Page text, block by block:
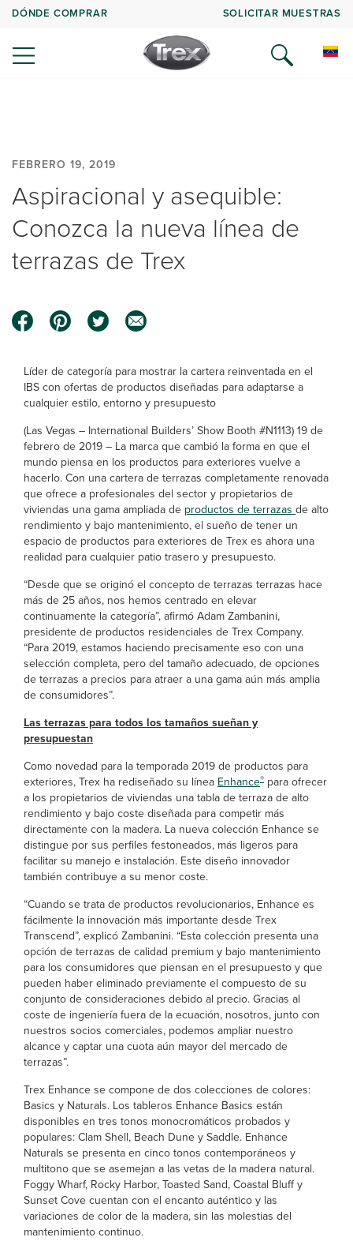
DÓNDE COMPRAR SOLICITAR MUESTRAS
FEBRERO 19, 2019
Aspiracional y asequible:
Conozca la nueva línea de
terrazas de Trex
Líder de categoría para mostrar la cartera reinventada en el
IBS con ofertas de productos diseñadas para adaptarse a
cualquier estilo, entorno y presupuesto
(Las Vegas – International Builders’ Show Booth #N1113) 19 de
febrero de 2019 – La marca que cambió la forma en que el
mundo piensa en los productos para exteriores vuelve a
hacerlo. Con una cartera de terrazas completamente renovada
que ofrece a profesionales del sector y propietarios de
viviendas una gama ampliada de productos de terrazas de alto
rendimiento y bajo mantenimiento, el sueño de tener un
espacio de productos para exteriores de Trex es ahora una
realidad para cualquier patio trasero y presupuesto.
“Desde que se originó el concepto de terrazas terrazas hace
más de 25 años, nos hemos centrado en elevar
continuamente la categoría”, afirmó Adam Zambanini,
presidente de productos residenciales de Trex Company.
“Para 2019, estamos haciendo precisamente eso con una
selección completa, pero del tamaño adecuado, de opciones
de terrazas a precios para atraer a una gama aún más amplia
de consumidores”.
Las terrazas para todos los tamaños sueñan y
presupuestan
Como novedad para la temporada 2019 de productos para
exteriores, Trex ha rediseñado su línea Enhance® para ofrecer
a los propietarios de viviendas una tabla de terraza de alto
rendimiento y bajo coste diseñada para competir más
directamente con la madera. La nueva colección Enhance se
distingue por sus perfiles festoneados, más ligeros para
facilitar su manejo e instalación. Este diseño innovador
también contribuye a su menor coste.
“Cuando se trata de productos revolucionarios, Enhance es
fácilmente la innovación más importante desde Trex
Transcend”, explicó Zambanini. “Esta colección presenta una
opción de terrazas de calidad premium y bajo mantenimiento
para los consumidores que piensan en el presupuesto y que
pueden haber eliminado previamente el compuesto de su
conjunto de consideraciones debido al precio. Gracias al
coste de ingeniería fuera de la ecuación, nosotros, junto con
nuestros socios comerciales, podemos ampliar nuestro
alcance y captar una cuota aún mayor del mercado de
terrazas”.
Trex Enhance se compone de dos colecciones de colores:
Basics y Naturals. Los tableros Enhance Basics están
disponibles en tres tonos monocromáticos probados y
populares: Clam Shell, Beach Dune y Saddle. Enhance
Naturals se presenta en cinco tonos contemporáneos y
multitono que se asemejan a las vetas de la madera natural.
Foggy Wharf, Rocky Harbor, Toasted Sand, Coastal Bluff y
Sunset Cove cuentan con el encanto auténtico y las
variaciones de color de la madera, sin las molestias del
mantenimiento continuo.